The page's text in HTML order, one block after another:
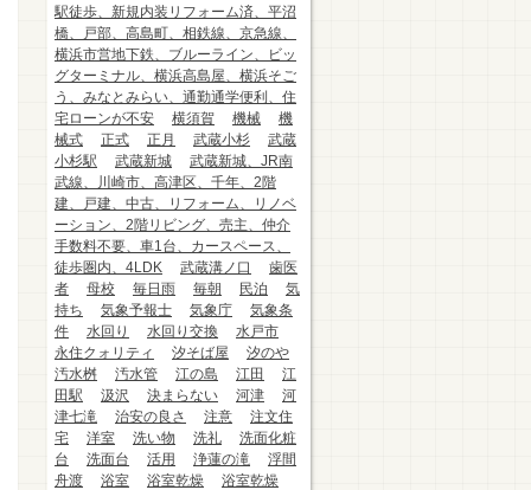
駅徒歩、新規内装リフォーム済、平沼
橋、戸部、高島町、相鉄線、京急線、
横浜市営地下鉄、ブルーライン、ビッ
グターミナル、横浜高島屋、横浜そご
う、みなとみらい、通勤通学便利、住
宅ローンが不安
横須賀 機械
機
械式
正式 正月 武蔵小杉
武蔵
小杉駅
武蔵新城
武蔵新城、JR南
武線、川崎市、高津区、千年、2階
建、戸建、中古、リフォーム、リノベ
ーション、2階リビング、売主、仲介
手数料不要、車1台、カースペース、
徒歩圏内、4LDK
武蔵溝ノ口
歯医
者
母校 毎日雨 毎朝 民泊
気
持ち
気象予報士 気象庁
気象条
件
水回り 水回り交換
水戸市
永住クォリティ
汐そば屋
汐のや
汚水桝
汚水管 江の島 江田
江
田駅
汲沢 決まらない 河津
河
津七滝
治安の良さ 注意
注文住
宅
洋室 洗い物 洗礼
洗面化粧
台
洗面台 活用 浄蓮の滝
浮間
舟渡
浴室 浴室乾燥
浴室乾燥